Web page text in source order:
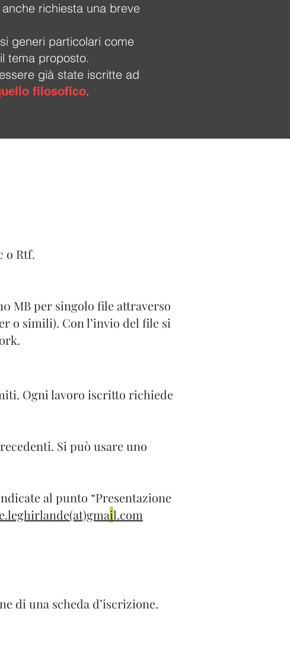
richiesta una breve
generi particolari come
tema proposto.
già state iscritte ad
filosofico.
o Rtf.
MB per singolo file attraverso
o simili). Con l’invio del file si
Ogni lavoro iscritto richiede
Si può usare uno
al punto “Presentazione
il.com
di una scheda d’iscrizione.